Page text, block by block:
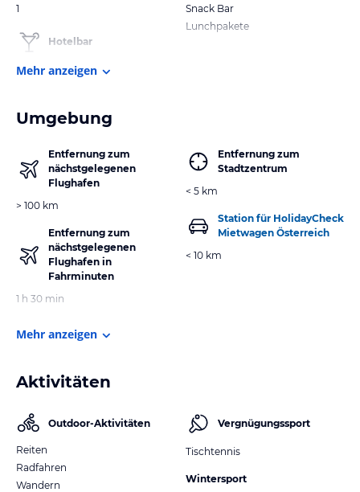
1
Hotelbar
Snack Bar
Lunchpakete
Mehr anzeigen
Umgebung
Entfernung zum
nächstgelegenen
Flughafen
> 100 km
Entfernung zum
nächstgelegenen
Flughafen in
Fahrminuten
1 h 30 min
Entfernung zum
Stadtzentrum
< 5 km
Station für HolidayCheck
Mietwagen Österreich
< 10 km
Mehr anzeigen
Aktivitäten
Outdoor-Aktivitäten
Reiten
Radfahren
Wandern
Vergnügungssport
Tischtennis
Wintersport